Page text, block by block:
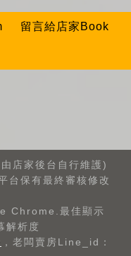
留言給店家Book
店家後台自行維護)
台保有最終審核修改
Chrome.最佳顯示
解析度
，老闆賣房Line_id：